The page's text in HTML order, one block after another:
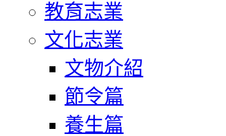
教育志業
文化志業
文物介紹
節令篇
養生篇